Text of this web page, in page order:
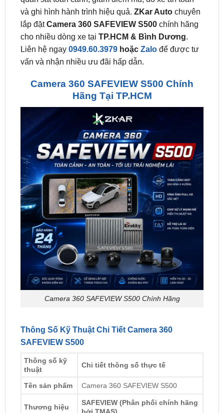
cho nhiều dòng xe tại TP.HCM & Bình Dương.
Liên hệ ngay0949.60.3979hoặcZalođể được tư
vấn và nhận nhiều ưu đãi hấp dẫn.
Camera 360 SAFEVIEW S500 Chính
Camera 360 SAFEVIEW S500 Chính Hãng
Thông Số Kỹ Thuật Chi Tiết Camera 360
Thông số kỹ
thuật
Chi tiết thông số thực tế
Tên sản phẩm
Thương hiệu
bởi TMAS)
Hệ thống 4 mắt camera (Trước – Sau